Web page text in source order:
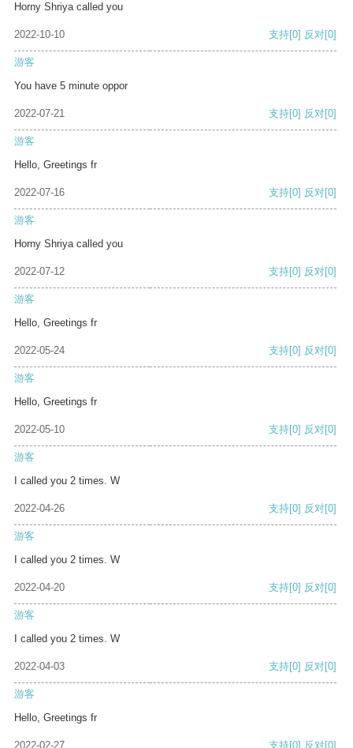
Horny Shriya called you
2022-10-10 支持[0] 反对[0]
游客
You have 5 minute oppor
2022-07-21 支持[0] 反对[0]
游客
Hello, Greetings fr
2022-07-16 支持[0] 反对[0]
游客
Horny Shriya called you
2022-07-12 支持[0] 反对[0]
游客
Hello, Greetings fr
2022-05-24 支持[0] 反对[0]
游客
Hello, Greetings fr
2022-05-10 支持[0] 反对[0]
游客
I called you 2 times. W
2022-04-26 支持[0] 反对[0]
游客
I called you 2 times. W
2022-04-20 支持[0] 反对[0]
游客
I called you 2 times. W
2022-04-03 支持[0] 反对[0]
游客
Hello, Greetings fr
2022-02-27 支持[0] 反对[0]